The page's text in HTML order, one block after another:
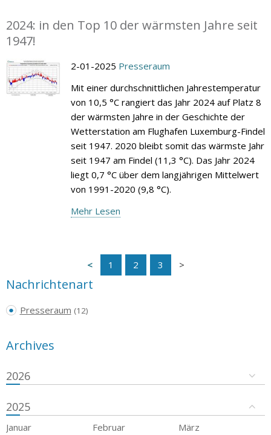
2024: in den Top 10 der wärmsten Jahre seit
1947!
2-01-2025 Presseraum
Mit einer durchschnittlichen Jahrestemperatur
von 10,5 °C rangiert das Jahr 2024 auf Platz 8
der wärmsten Jahre in der Geschichte der
Wetterstation am Flughafen Luxemburg-Findel
seit 1947. 2020 bleibt somit das wärmste Jahr
seit 1947 am Findel (11,3 °C). Das Jahr 2024
liegt 0,7 °C über dem langjährigen Mittelwert
von 1991-2020 (9,8 °C).
Mehr Lesen
1 2 3
Nachrichtenart
Presseraum (12)
Archives
2026
2025
Januar Februar
März